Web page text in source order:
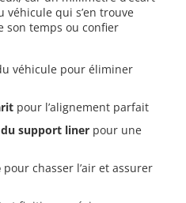
véhicule qui s’en trouve
son temps ou confier
véhicule pour éliminer
pour l’alignement parfait
support liner pour une
pour chasser l’air et assurer